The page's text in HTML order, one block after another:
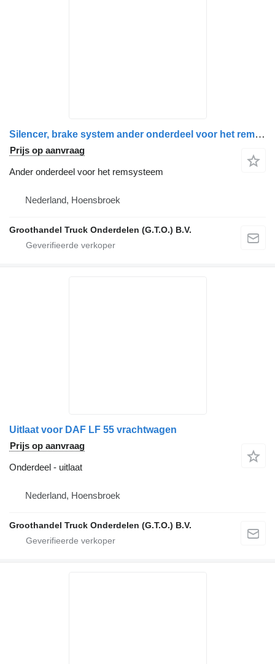
Silencer, brake system ander onderdeel voor het remsysteem voor DAF LF45, LF55, YTZ95 vrachtwagen
Prijs op aanvraag
Ander onderdeel voor het remsysteem
Nederland, Hoensbroek
Groothandel Truck Onderdelen (G.T.O.) B.V.
Uitlaat voor DAF LF 55 vrachtwagen
Prijs op aanvraag
Onderdeel - uitlaat
Nederland, Hoensbroek
Groothandel Truck Onderdelen (G.T.O.) B.V.